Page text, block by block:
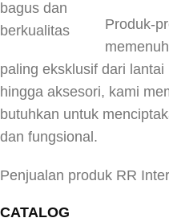
memilih desain yang
ruangan Anda.
Produk-
paling eksklusif dari
hingga aksesori, kami
butuhkan untuk
dan fungsional.
Penjualan produk RR
CATALOG